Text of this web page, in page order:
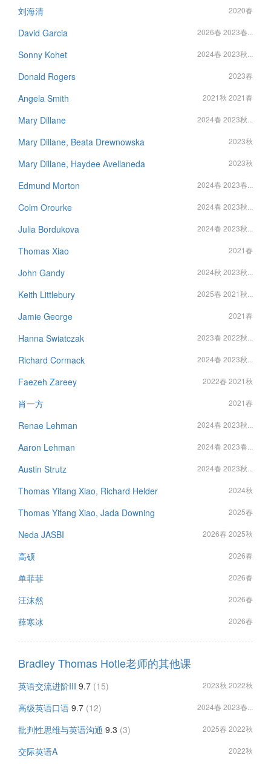
刘海清 2020春
David Garcia 2026春 2023春...
Sonny Kohet 2024春 2023秋...
Donald Rogers 2023春
Angela Smith 2021秋 2021春
Mary Dillane 2024春 2023秋...
Mary Dillane, Beata Drewnowska 2023秋
Mary Dillane, Haydee Avellaneda 2023秋
Edmund Morton 2024春 2023春...
Colm Orourke 2024春 2023秋...
Julia Bordukova 2024春 2023秋...
Thomas Xiao 2021春
John Gandy 2024秋 2023秋...
Keith Littlebury 2025春 2021秋...
Jamie George 2021春
Hanna Swiatczak 2023春 2022秋...
Richard Cormack 2024春 2023秋...
Faezeh Zareey 2022春 2021秋
肖一方 2021春
Renae Lehman 2024春 2023秋...
Aaron Lehman 2024春 2023春...
Austin Strutz 2024春 2023秋...
Thomas Yifang Xiao, Richard Helder 2024秋
Thomas Yifang Xiao, Jada Downing 2025春
Neda JASBI 2026春 2025秋
高硕 2026春
单菲菲 2026春
汪沫然 2026春
薛寒冰 2026春
Bradley Thomas Hotle老师的其他课
英语交流进阶III 9.7 (15) 2023秋 2022秋
高级英语口语 9.7 (12) 2024春 2023春...
批判性思维与英语沟通 9.3 (3) 2025春 2022秋
交际英语A 2022秋